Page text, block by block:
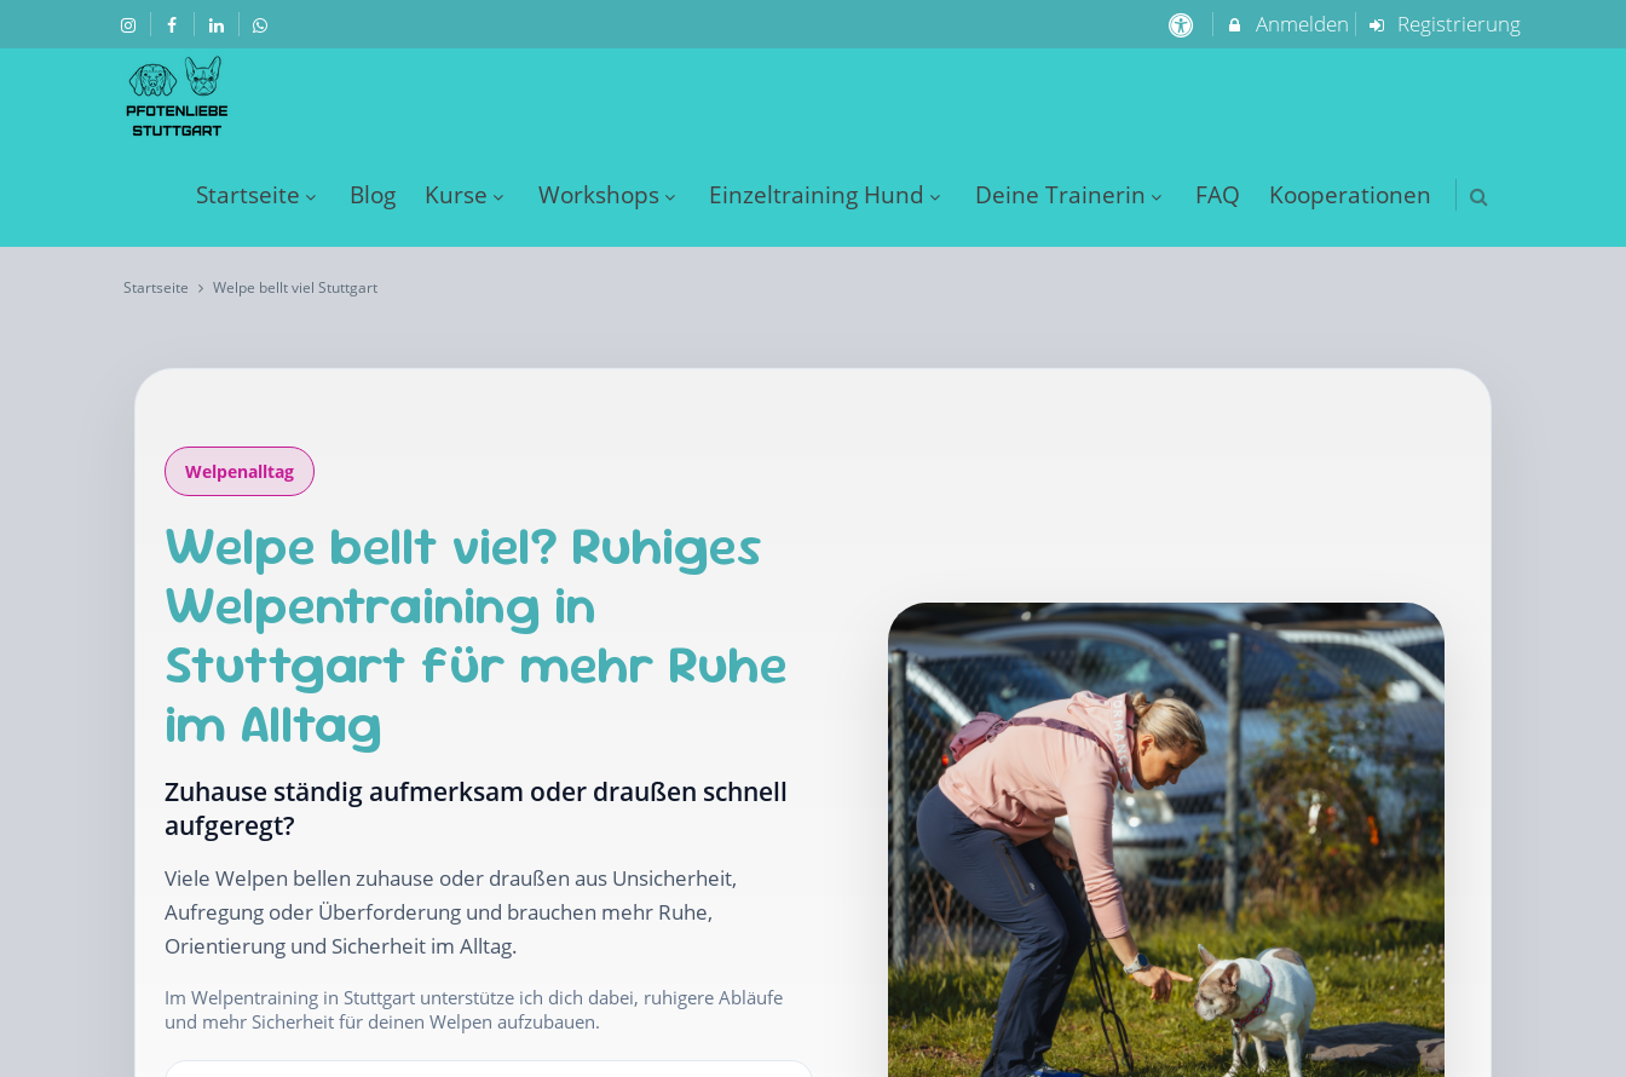
Anmelden Registrierung
Startseite Blog Kurse Workshops Einzeltraining Hund Deine Trainerin FAQ Kooperationen
Startseite Welpe bellt viel Stuttgart
Welpenalltag
Welpe bellt viel? Ruhiges
Welpentraining in
Stuttgart für mehr Ruhe
im Alltag
Zuhause ständig aufmerksam oder draußen schnell
aufgeregt?
Viele Welpen bellen zuhause oder draußen aus Unsicherheit,
Aufregung oder Überforderung und brauchen mehr Ruhe,
Orientierung und Sicherheit im Alltag.
Im Welpentraining in Stuttgart unterstütze ich dich dabei, ruhigere Abläufe
und mehr Sicherheit für deinen Welpen aufzubauen.